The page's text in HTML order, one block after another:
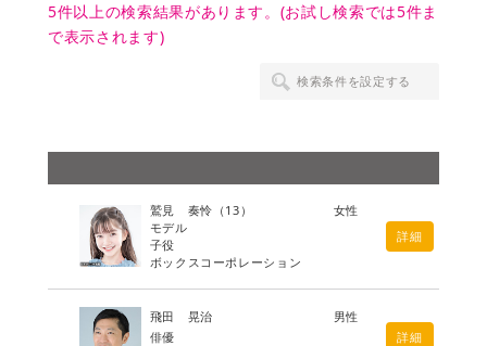
5件以上の検索結果があります。(お試し検索では5件ま
で表示されます)
検索条件を設定する
鷲見 奏怜 （13）
女性
モデル
子役
ボックスコーポレーション
詳細
飛田 晃治
男性
俳優
詳細